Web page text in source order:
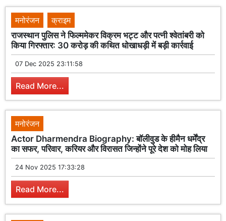
मनोरंजन
क्राइम
राजस्थान पुलिस ने फिल्ममेकर विक्रम भट्ट और पत्नी श्वेतांबरी को
किया गिरफ्तार: 30 करोड़ की कथित धोखाधड़ी में बड़ी कार्रवाई
07 Dec 2025 23:11:58
Read More...
मनोरंजन
Actor Dharmendra Biography: बॉलीवुड के हीमैन धर्मेंद्र
का सफर, परिवार, करियर और विरासत जिन्होंने पूरे देश को मोह लिया
24 Nov 2025 17:33:28
Read More...